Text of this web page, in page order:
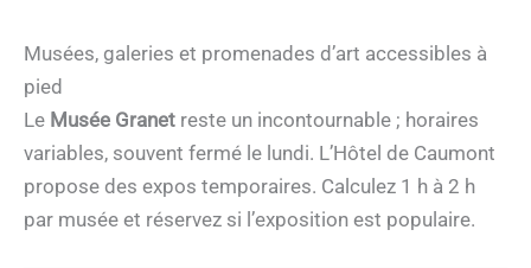
Musées, galeries et promenades d’art accessibles à
pied
Le Musée Granet reste un incontournable ; horaires
variables, souvent fermé le lundi. L’Hôtel de Caumont
propose des expos temporaires. Calculez 1 h à 2 h
par musée et réservez si l’exposition est populaire.